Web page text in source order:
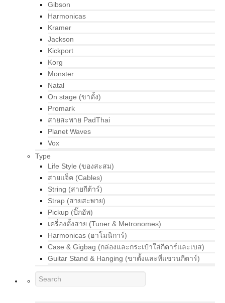
Gibson
Harmonicas
Kramer
Jackson
Kickport
Korg
Monster
Natal
On stage (ขาตั้ง)
Promark
สายสะพาย PadThai
Planet Waves
Vox
Type
Life Style (ของสะสม)
สายแจ็ค (Cables)
String (สายกีต้าร์)
Strap (สายสะพาย)
Pickup (ปิ๊กอัพ)
เครื่องตั้งสาย (Tuner & Metronomes)
Harmonicas (ฮาโมนิการ์)
Case & Gigbag (กล่องและกระเป๋าใส่กีตาร์และเบส)
Guitar Stand & Hanging (ขาตั้งและที่แขวนกีตาร์)